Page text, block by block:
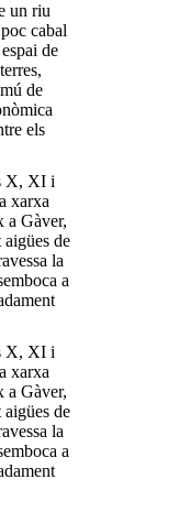
un riu
cabal
de
de
els
X, XI i
xarxa
a Gàver,
de
la
a
X, XI i
xarxa
a Gàver,
de
la
a